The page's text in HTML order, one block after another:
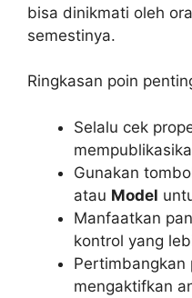
bisa dinikmati oleh
semestinya.
Ringkasan poin
Selalu cek
Gunakan
atau Model
Manfaatkan
kontrol yang
Pertimbangkan
mengaktifkan